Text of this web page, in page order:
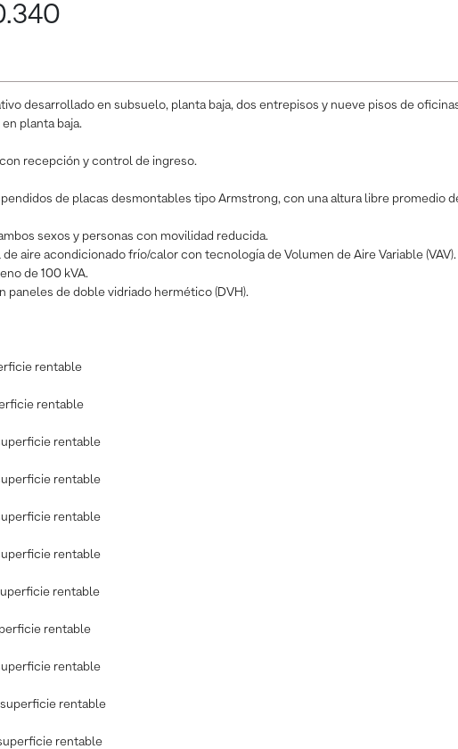
desarrollado en subsuelo, planta baja, dos entrepisos y nueve pisos de
planta baja.
recepción y control de ingreso.
de placas desmontables tipo Armstrong, con una altura libre promedio
sexos y personas con movilidad reducida.
aire acondicionado frío/calor con tecnología de Volumen de Aire Variable (VAV).
de 100 kVA.
paneles de doble vidriado hermético (DVH).
rentable
rentable
rentable
rentable
rentable
rentable
rentable
rentable
rentable
superficie rentable
rentable